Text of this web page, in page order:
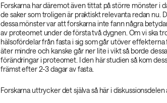
Forskarna har däremot även tittat på större mönster i
de saker som troligen är praktiskt relevanta redan nu.
dessa mönster var att forskarna inte fann några
av proteomet under de första två dygnen. Om vi ska
hälsofördelar från fasta i sig som går utöver effekterna
äter mindre och kanske går ner lite i vikt så borde
förändringar i proteomet. I den här studien så kom
främst efter 2-3 dagar av fasta.
Forskarna uttrycker det själva så här i diskussionsdelen